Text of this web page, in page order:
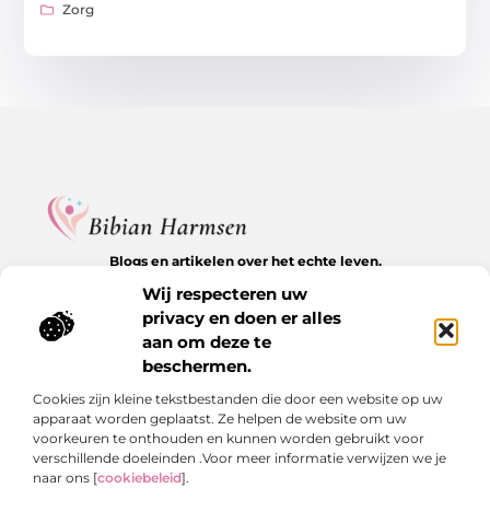
Wij respecteren uw
privacy en doen er alles
aan om deze te
beschermen.
Cookies zijn kleine tekstbestanden die door een website op uw
apparaat worden geplaatst. Ze helpen de website om uw
voorkeuren te onthouden en kunnen worden gebruikt voor
verschillende doeleinden .Voor meer informatie verwijzen we je
naar ons [cookiebeleid].
Zorg
Blogs en artikelen over het echte leven.
waardevolle inzichten op BibianHarmsen.nl.
Bericht categorie
Onze informatie